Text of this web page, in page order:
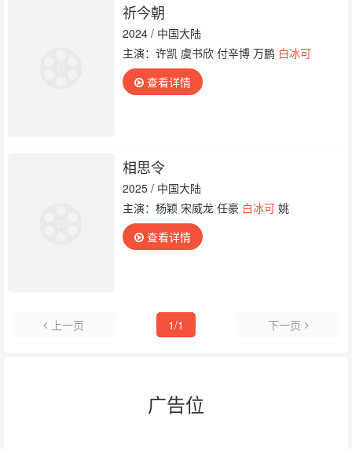
祈今朝
2024 / 中国大陆
主演：许凯 虞书欣 付辛博 万鹏 白冰可
查看详情
相思令
2025 / 中国大陆
主演：杨颖 宋威龙 任豪 白冰可姚
查看详情
上一页 1/1 下一页
广告位